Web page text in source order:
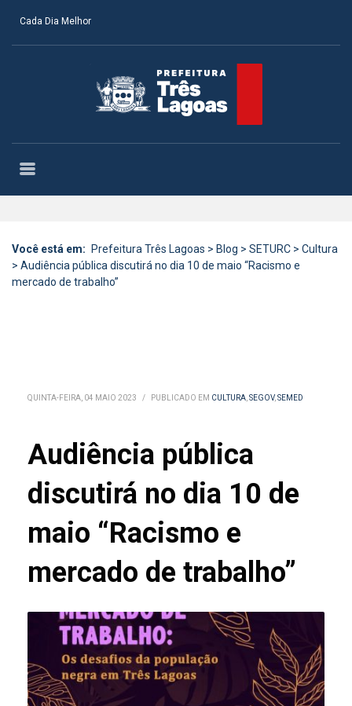
Cada Dia Melhor
Você está em: Prefeitura Três Lagoas > Blog > SETURC > Cultura
> Audiência pública discutirá no dia 10 de maio “Racismo e
mercado de trabalho”
QUINTA-FEIRA, 04 MAIO 2023 / PUBLICADO EM CULTURA,SEGOV,SEMED
Audiência pública
discutirá no dia 10 de
maio “Racismo e
mercado de trabalho”